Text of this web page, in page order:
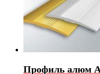
Профиль алюм